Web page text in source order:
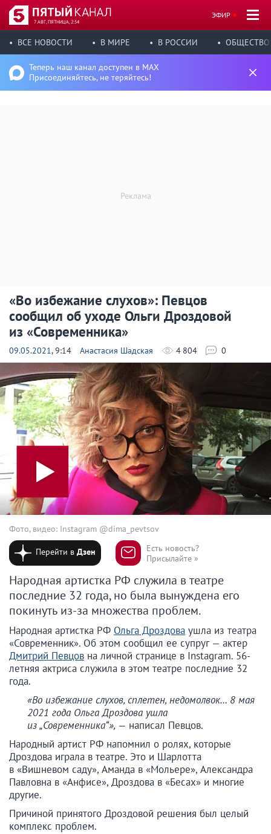
7 АВГ, ПЯТНИЦА, 2:54
ЭФИР
ВСЕ НОВОСТИ В МИРЕ В РОССИИ ОБЩЕСТВО
Теперь наш канал доступен в MAX
Присоединяйтесь, не теряйтесь!
«Во избежание слухов»: Певцов
сообщил об уходе Ольги Дроздовой
из «Современника»
09.05.2021, 9:14 Анастасия Шадская 4 804 0
Фото, видео: Instagram @dima_pevtsov
Перейти вДзен
Есть новость?
Присылайте »
Народная артистка РФ служила в театре
последние 32 года, но была вынуждена его
покинуть из-за множества проблем.
Народная артистка РФ Ольга Дроздова ушла из театра
«Современник». Об этом сообщил ее супруг — актер
Дмитрий Певцов на личной странице в Instagram. 56-
летняя актриса служила в этом театре последние 32
года.
«Во избежание слухов, сплетен, недомолвок… 8 мая
2021 года Ольга Дроздова ушла
из „Современника“», — написал Певцов.
Народный артист РФ напомнил о ролях, которые
Дроздова играла в театре. Это и Шарлотта
в «Вишневом саду», Аманда в «Мольере», Александра
Павловна в «Анфисе», Дроздова в «Бесах» и многие
другие.
Причиной принятого Дроздовой решения был целый
комплекс проблем.